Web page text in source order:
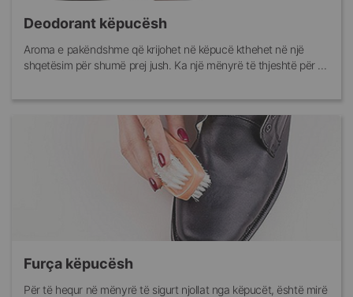
Deodorant këpucësh
Aroma e pakëndshme që krijohet në këpucë kthehet në një
shqetësim për shumë prej jush. Ka një mënyrë të thjeshtë për ...
Furça këpucësh
Për të hequr në mënyrë të sigurt njollat nga këpucët, është mirë